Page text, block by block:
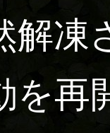
解凍
を再